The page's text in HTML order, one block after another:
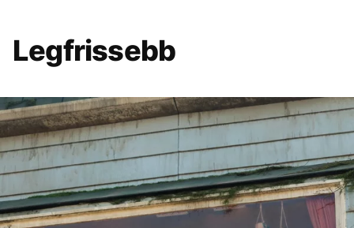
Legfrissebb